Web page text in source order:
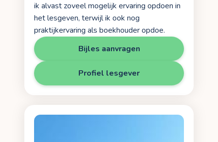
ik alvast zoveel mogelijk ervaring opdoen in
het lesgeven, terwijl ik ook nog
praktijkervaring als boekhouder opdoe.
Bijles aanvragen
Profiel lesgever